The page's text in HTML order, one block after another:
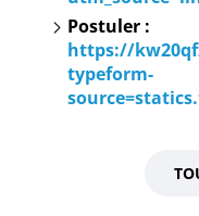
Postuler :
https://
typeform-